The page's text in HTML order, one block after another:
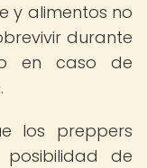
y alimentos no
durante
en caso de
los preppers
de